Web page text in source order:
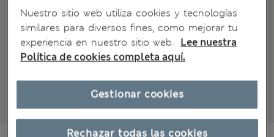
Nuestro sitio web utiliza cookies y tecnologías
similares para diversos fines, como mejorar tu
experiencia en nuestro sitio web.
Lee nuestra
Política de cookies completa aquí.
Rechazar todas las cookies
Gestionar cookies